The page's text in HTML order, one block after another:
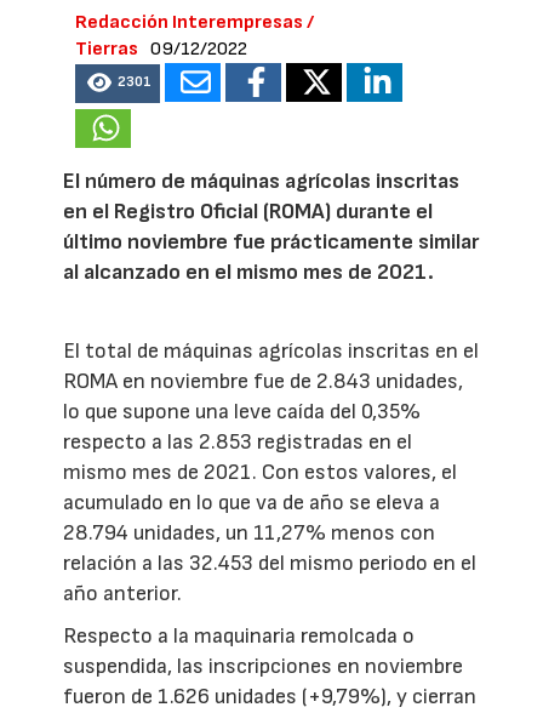
Redacción Interempresas /
Tierras
09/12/2022
2301
El número de máquinas agrícolas inscritas
en el Registro Oficial (ROMA) durante el
último noviembre fue prácticamente similar
al alcanzado en el mismo mes de 2021.
El total de máquinas agrícolas inscritas en el
ROMA en noviembre fue de 2.843 unidades,
lo que supone una leve caída del 0,35%
respecto a las 2.853 registradas en el
mismo mes de 2021. Con estos valores, el
acumulado en lo que va de año se eleva a
28.794 unidades, un 11,27% menos con
relación a las 32.453 del mismo periodo en el
año anterior.
Respecto a la maquinaria remolcada o
suspendida, las inscripciones en noviembre
fueron de 1.626 unidades (+9,79%), y cierran